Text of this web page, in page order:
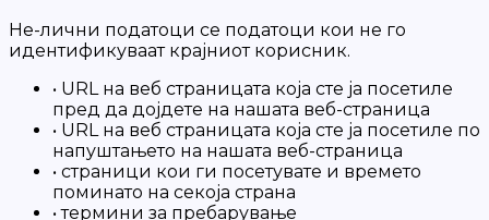
Не-лични податоци се податоци кои не го
идентификуваат крајниот корисник.
• URL на веб страницата која сте ја посетиле
пред да дојдете на нашата веб-страница
• URL на веб страницата која сте ја посетиле по
напуштањето на нашата веб-страница
• страници кои ги посетувате и времето
поминато на секоја страна
•термини за пребарување